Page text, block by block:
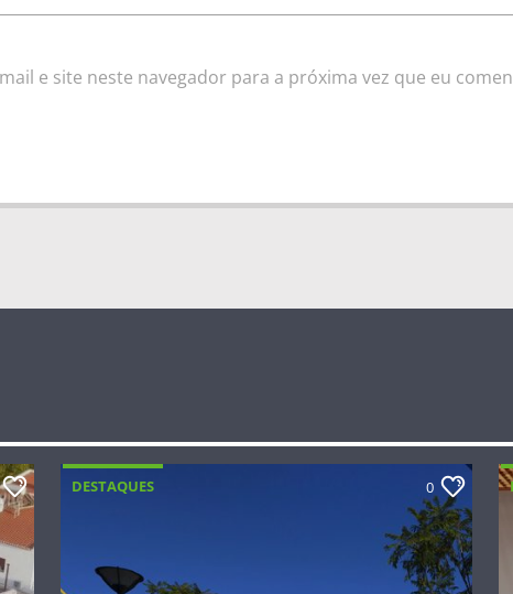
e site neste navegador para a próxima vez que eu
DESTAQUES 0